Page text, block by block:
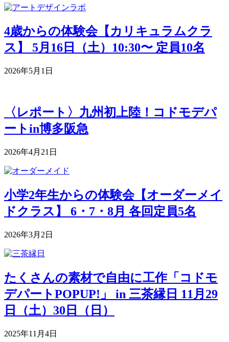
4歳からの体験会【カリキュラムクラ
ス】 5月16日（土）10:30〜 定員10名
2026年5月1日
〈レポート〉九州初上陸！コドモデパ
ートin博多阪急
2026年4月21日
小学2年生からの体験会【オーダーメイ
ドクラス】 6・7・8月 各回定員5名
2026年3月2日
たくさんの素材で自由に工作「コドモ
デパートPOPUP!」 in 三茶縁日 11月29
日（土）30日（日）
2025年11月4日